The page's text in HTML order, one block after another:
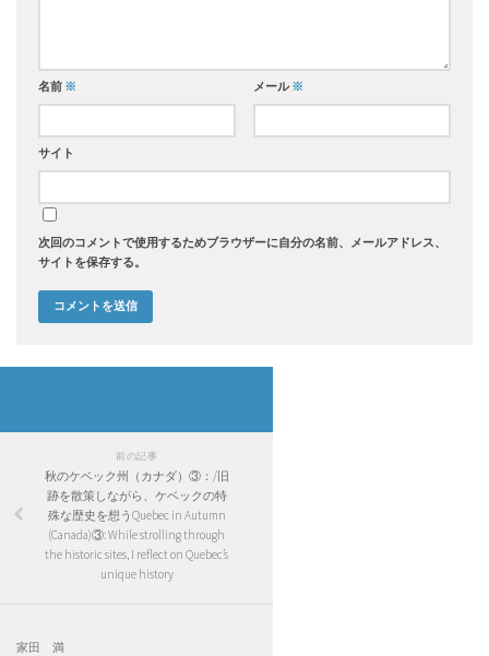
名前 ※ メール※
サイト
次回のコメントで使用するためブラウザーに自分の名前、メールアドレス、
サイトを保存する。
前の記事
秋のケベック州（カナダ）③：/旧
跡を散策しながら、ケベックの特
殊な歴史を想うQuebec in Autumn
(Canada)③: While strolling through
the historic sites, I reflect on Quebec’s
unique history
家田 満